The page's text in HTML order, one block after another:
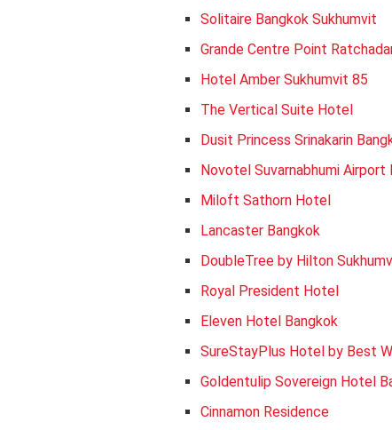
Solitaire Bangkok Sukhumvit
Grande Centre Point
Hotel Amber Sukhumvit 85
The Vertical Suite Hotel
Dusit Princess Srinakarin
Novotel Suvarnabhumi Airport
Miloft Sathorn Hotel
Lancaster Bangkok
DoubleTree by Hilton
Royal President Hotel
Eleven Hotel Bangkok
SureStayPlus Hotel by Best
Goldentulip Sovereign Hotel
Cinnamon Residence